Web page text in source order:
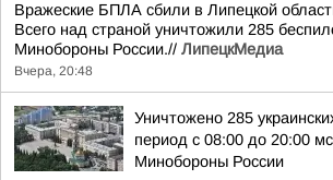
Вражеские БПЛА сбили в Липецкой
Всего над страной уничтожили 285
Минобороны России.// ЛипецкМедиа
Вчера, 20:48
Уничтожено 285
период с 08:00 до 20:00
Минобороны России